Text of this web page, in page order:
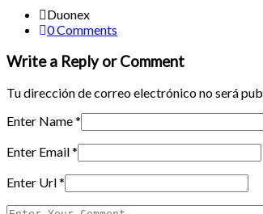
Duonex
0 Comments
Write a Reply or Comment
Tu dirección de correo electrónico no será
Enter Name*
Enter Email*
Enter Url*